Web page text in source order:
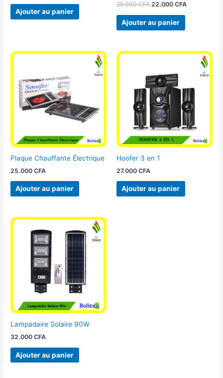
Ajouter au panier
25.000CFA 22.000 CFA
Ajouter au panier
Plaque Chauffante Électrique
25.000CFA
Ajouter au panier
Hoofer 3 en 1
27.000 CFA
Ajouter au panier
Lampadaire Solaire 90W
32.000CFA
Ajouter au panier